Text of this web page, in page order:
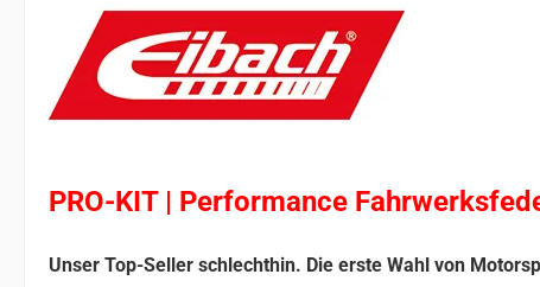
PRO-KIT | Performance
Unser Top-Seller schlechthin. Die erste Wahl von